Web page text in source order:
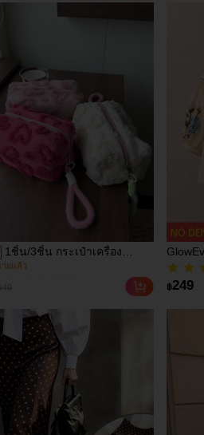
1ชิ้น/3ชิ้น กระเป๋าเครื่อง
สำอางขนฟูนุ่มน่ารัก, กระเป๋า
เก็บของเดินทางซิปนุ่มฟู, ที่จัด
ระเบียบเครื่องสำอางบนโต๊ะ, มี
ออกแบบน้ำหนักเบาสำหรับใช้
ในบ้านและทริปสั้นๆ, จัด
ระเบียบแป้ง ลิปสติก แปรงแต่ง
ตา และตัวอย่างสกินแคร์ได้
อย่างง่ายดาย, ซับในขนฟูหนา
เพื่อดูดซับแรงกระแทกและ
ป้องกันการตก, เหมาะสำหรับ
ใช้เป็นกระเป๋าใส่เหรียญหรือ
กระเป๋าเก็บหูฟัง/สายเคเบิล,
ผสมผสานสไตล์โบฮีเมียนและ
ยแล้ว
ายแล้ว
หญิงไซ
หน้า
ลายกร
฿249